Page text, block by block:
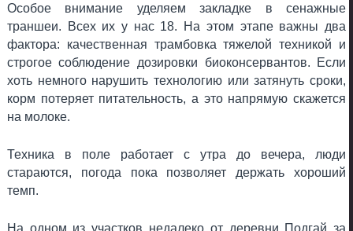
Особое внимание уделяем закладке в сенажные
траншеи. Всех их у нас 18. На этом этапе важны два
фактора: качественная трамбовка тяжелой техникой и
строгое соблюдение дозировки биоконсервантов. Если
хоть немного нарушить технологию или затянуть сроки,
корм потеряет питательность, а это напрямую скажется
на молоке.
Техника в поле работает с утра до вечера, люди
стараются, погода пока позволяет держать хороший
темп.
На одном из участков недалеко от деревни Подгай за